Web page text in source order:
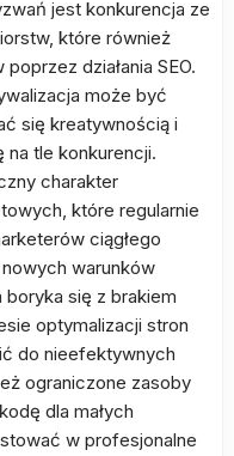
jest konkurencja ze
które również
działania SEO.
może być
się kreatywnością i
tle konkurencji.
charakter
które regularnie
ciągłego
warunków
się z brakiem
optymalizacji stron
do nieefektywnych
ograniczone zasoby
dla małych
w profesjonalne